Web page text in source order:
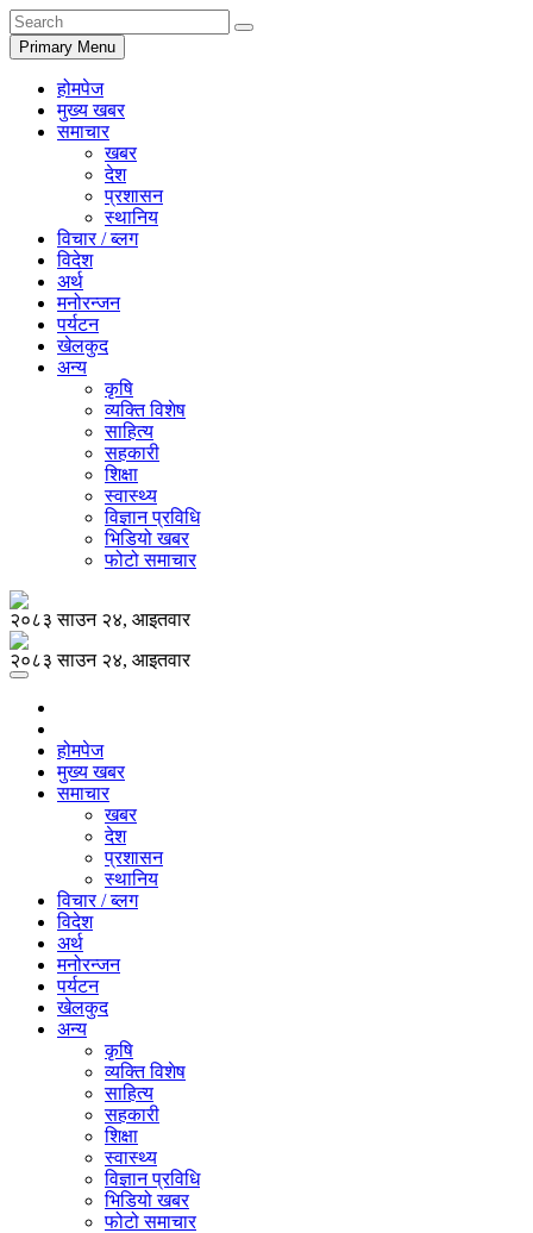
Primary Menu
होमपेज
मुख्य खबर
समाचार
खबर
देश
प्रशासन
स्थानिय
विचार / ब्लग
विदेश
अर्थ
मनोरन्जन
पर्यटन
खेलकुद
अन्य
कृषि
व्यक्ति विशेष
साहित्य
सहकारी
शिक्षा
स्वास्थ्य
विज्ञान प्रविधि
भिडियो खबर
फोटो समाचार
२०८३ साउन २४, आइतवार
२०८३ साउन २४, आइतवार
होमपेज
मुख्य खबर
समाचार
खबर
देश
प्रशासन
स्थानिय
विचार / ब्लग
विदेश
अर्थ
मनोरन्जन
पर्यटन
खेलकुद
अन्य
कृषि
व्यक्ति विशेष
साहित्य
सहकारी
शिक्षा
स्वास्थ्य
विज्ञान प्रविधि
भिडियो खबर
फोटो समाचार